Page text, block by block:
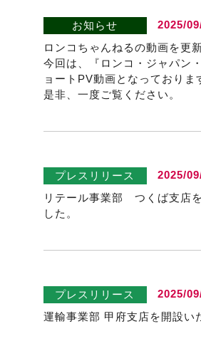
お知らせ
2025/
ロンコちゃんねるの動画を更
今回は、『ロンコ・ジャパン
ョートPV動画となっておりま
是非、一度ご覧ください。
プレスリリース
2025/
リテール事業部 つくば支店
した。
プレスリリース
2025/
運輸事業部 甲府支店を開設い